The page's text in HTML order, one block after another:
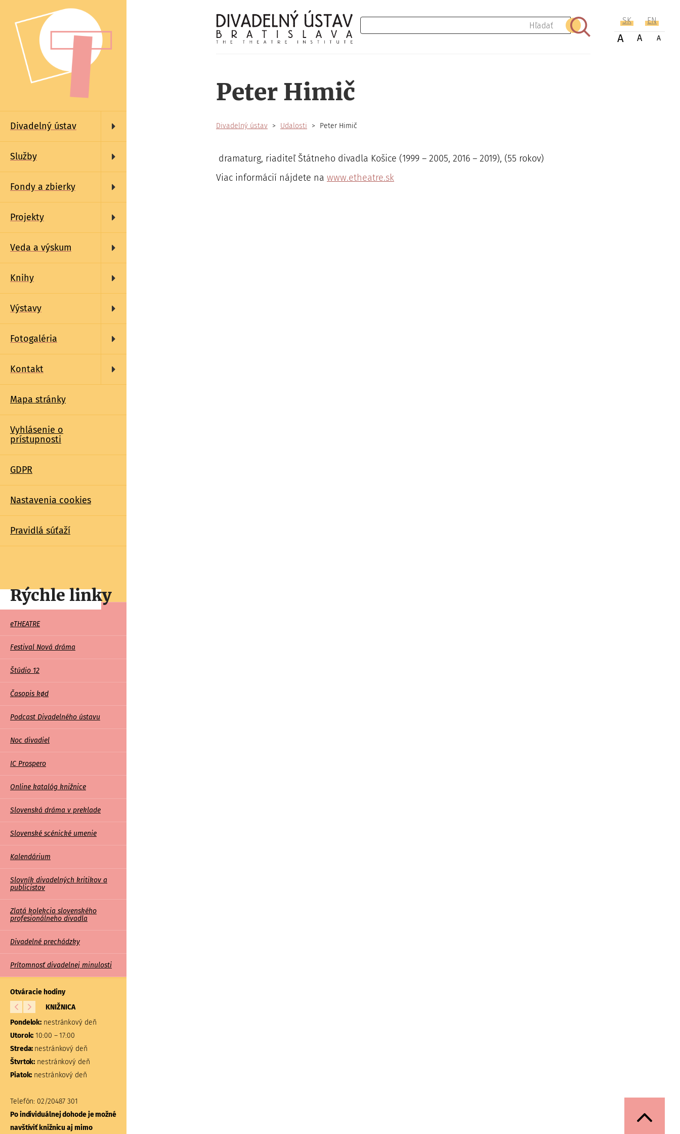
hlavný
obsah
Main
navigation
Divadelný ústav
Služby
Fondy a zbierky
Projekty
Veda a výskum
Knihy
Výstavy
Fotogaléria
Kontakt
Mapa stránky
Vyhlásenie o
prístupnosti
GDPR
Nastavenia cookies
Pravidlá súťaží
Rýchle linky
Rychle
linky
eTHEATRE
Festival Nová dráma
Štúdio 12
Časopis kød
Podcast Divadelného ústavu
Noc divadiel
IC Prospero
Online katalóg knižnice
Slovenská dráma v preklade
Slovenské scénické umenie
Kalendárium
Slovník divadelných kritikov a
publicistov
Zlatá kolekcia slovenského
profesionálneho divadla
Divadelné prechádzky
Prítomnosť divadelnej minulosti
Otváracie hodiny
KNIŽNICA
Pondelok: nestránkový deň
Utorok: 10:00 – 17:00
Streda: nestránkový deň
Štvrtok: nestránkový deň
Piatok: nestránkový deň
Telefón: 02/20487 301
Po individuálnej dohode je možné
navštíviť knižnicu aj mimo
Hľadať
Hľadať
Peter Himič
Divadelný ústav Udalosti Peter Himič
dramaturg, riaditeľ Štátneho divadla Košice (1999 – 2005, 2016 – 2019), (55 rokov)
Viac informácií nájdete na www.etheatre.sk
SK EN
A A A